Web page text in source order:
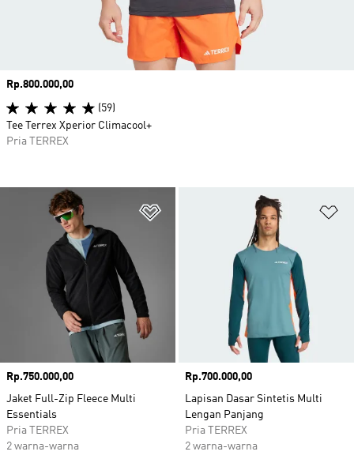
Tambahkan ke Wishlist
Harga
Rp.750.000,00
Jaket Full-Zip Fleece Multi
Essentials
Pria TERREX
2 warna-warna
Harga
Rp.700.000,00
Lapisan Dasar Sintetis Multi
Lengan Panjang
Pria TERREX
2 warna-warna
Harga
Rp.800.000,00
(59)
Tee Terrex Xperior Climacool+
Pria TERREX